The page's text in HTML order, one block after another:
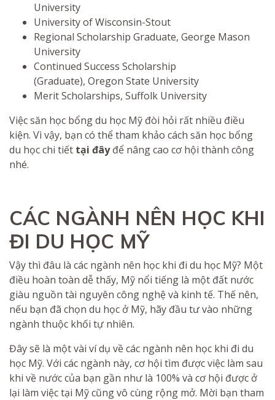
University
University of Wisconsin-Stout
Regional Scholarship Graduate, George Mason
University
Continued Success Scholarship
(Graduate), Oregon State University
Merit Scholarships, Suffolk University
Việc săn học bổng du học Mỹ đòi hỏi rất nhiều điều
kiện. Vì vậy, bạn có thể tham khảo cách săn học bổng
du học chi tiết tại đâyđể nâng cao cơ hội thành công
nhé.
CÁC NGÀNH NÊN HỌC KHI
ĐI DU HỌC MỸ
Vậy thì đâu là các ngành nên học khi đi du học Mỹ? Một
điều hoàn toàn dễ thấy, Mỹ nổi tiếng là một đất nước
giàu nguồn tài nguyên công nghệ và kinh tế. Thế nên,
nếu bạn đã chọn du học ở Mỹ, hãy đầu tư vào những
ngành thuộc khối tự nhiên.
Đây sẽ là một vài ví dụ về các ngành nên học khi đi du
học Mỹ. Với các ngành này, cơ hội tìm được việc làm sau
khi về nước của bạn gần như là 100% và cơ hội được ở
lại làm việc tại Mỹ cũng vô cùng rộng mở. Mời bạn tham